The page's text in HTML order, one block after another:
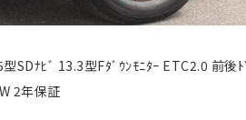
SDﾅﾋﾞ 13.3型Fﾀﾞｳﾝﾓﾆﾀｰ ETC2.0 前後ﾄ
2年保証